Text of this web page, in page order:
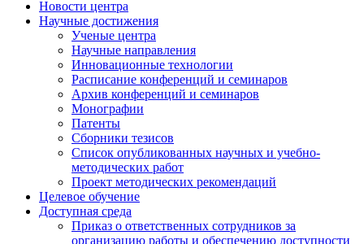
Новости центра
Научные достижения
Ученые центра
Научные направления
Инновационные технологии
Расписание конференций и семинаров
Архив конференций и семинаров
Монографии
Патенты
Сборники тезисов
Список опубликованных научных и учебно-
методических работ
Проект методических рекомендаций
Целевое обучение
Доступная среда
Приказ о ответственных сотрудников за
организацию работы и обеспечению доступности